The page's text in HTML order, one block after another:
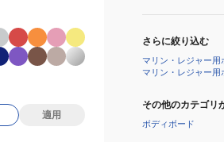
さらに絞り込む
マリン・レジャー用
マリン・レジャー用
その他のカテゴリ
ボディボード
適用